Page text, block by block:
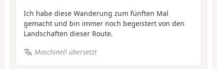
Ich habe diese Wanderung zum fünften Mal
gemacht und bin immer noch begeistert von den
Landschaften dieser Route.
Maschinell übersetzt